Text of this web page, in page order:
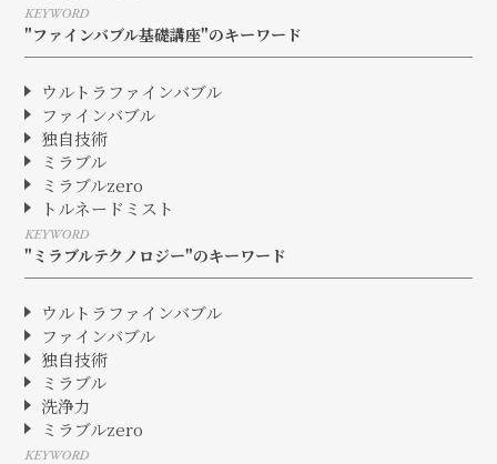
KEYWORD
"ファインバブル基礎講座"のキーワード
ウルトラファインバブル
ファインバブル
独自技術
ミラブル
ミラブルzero
トルネードミスト
KEYWORD
"ミラブルテクノロジー"のキーワード
ウルトラファインバブル
ファインバブル
独自技術
ミラブル
洗浄力
ミラブルzero
KEYWORD